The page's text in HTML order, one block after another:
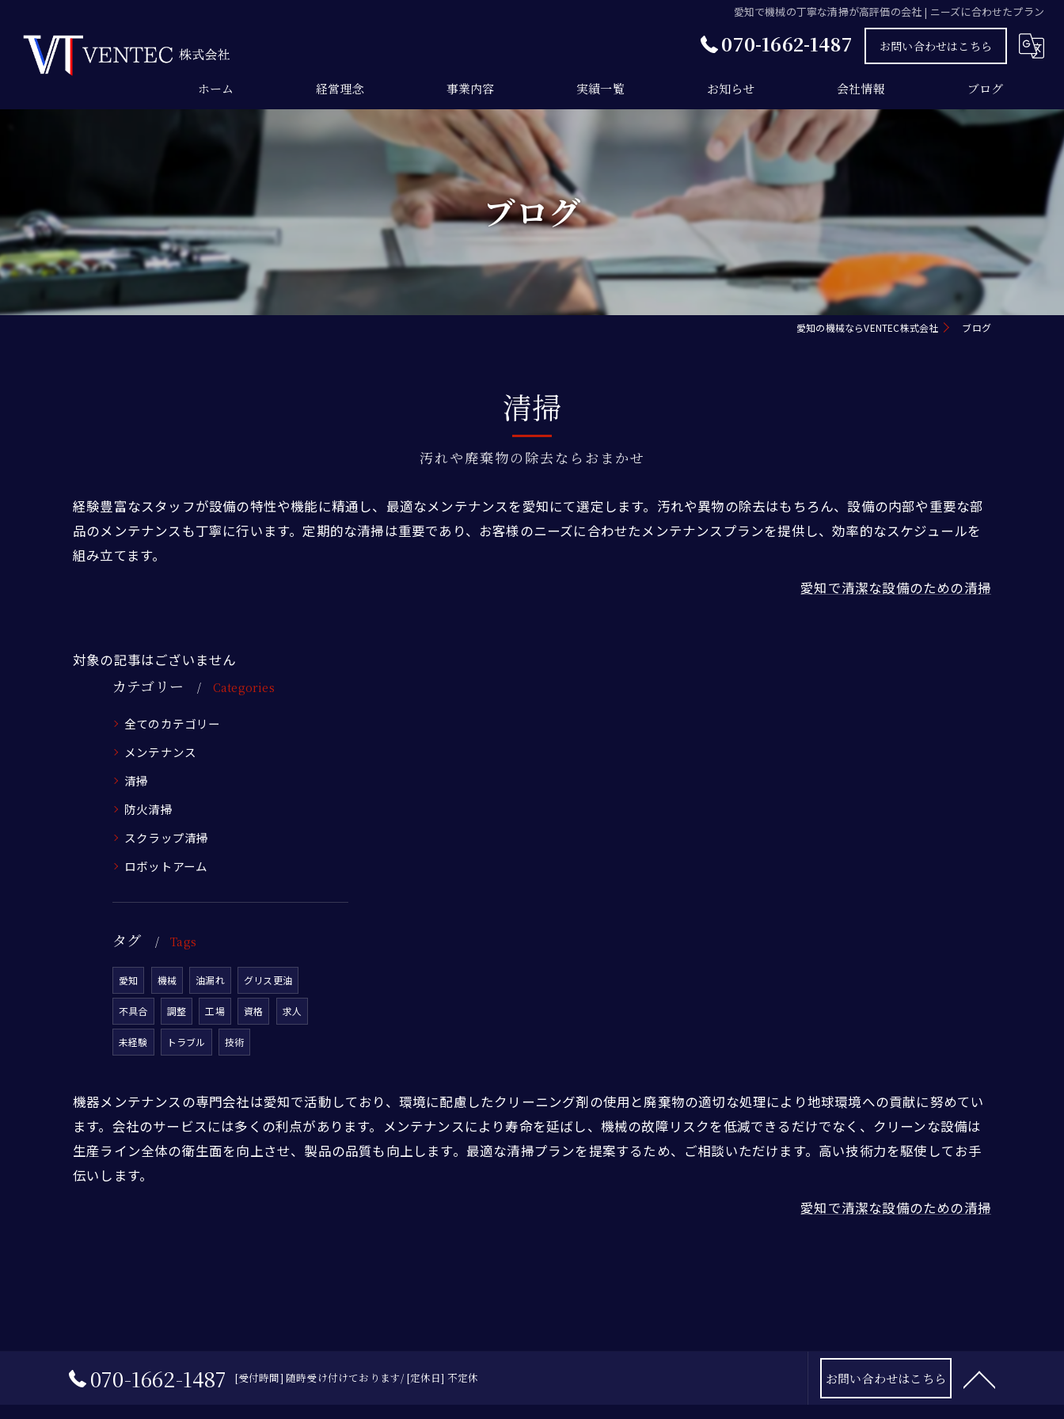
愛知で機械の丁寧な清掃が高評価の会社 | ニーズに合わせたプラン
070-1662-1487 お問い合わせはこちら
ホーム 経営理念 事業内容
ご依頼の流れ
よくある質問
実績一覧 お知らせ 会社情報 ブログ
ブログ
愛知の機械ならVENTEC株式会社 ブログ
清掃
汚れや廃棄物の除去ならおまかせ
経験豊富なスタッフが設備の特性や機能に精通し、最適なメンテナンスを愛知にて選定します。汚れや異物の除去はもちろん、設備の内部や重要な部
品のメンテナンスも丁寧に行います。定期的な清掃は重要であり、お客様のニーズに合わせたメンテナンスプランを提供し、効率的なスケジュールを
組み立てます。
愛知で清潔な設備のための清掃
対象の記事はございません
カテゴリー Categories
全てのカテゴリー
メンテナンス
清掃
防火清掃
スクラップ清掃
ロボットアーム
タグ Tags
愛知 機械 油漏れ グリス更油
不具合 調整 工場 資格 求人
未経験 トラブル 技術
機器メンテナンスの専門会社は愛知で活動しており、環境に配慮したクリーニング剤の使用と廃棄物の適切な処理により地球環境への貢献に努めてい
ます。会社のサービスには多くの利点があります。メンテナンスにより寿命を延ばし、機械の故障リスクを低減できるだけでなく、クリーンな設備は
生産ライン全体の衛生面を向上させ、製品の品質も向上します。最適な清掃プランを提案するため、ご相談いただけます。高い技術力を駆使してお手
伝いします。
愛知で清潔な設備のための清掃
070-1662-1487 [受付時間] 随時受け付けております/ [定休日] 不定休 お問い合わせはこちら